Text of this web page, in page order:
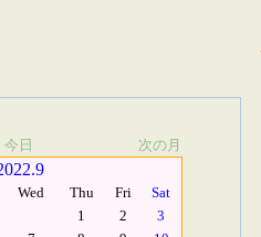
今日 次の月
Wed Thu Fri
Sat
1
2
3